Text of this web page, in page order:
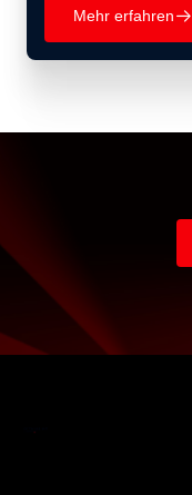
Mehr erfahren􀄫